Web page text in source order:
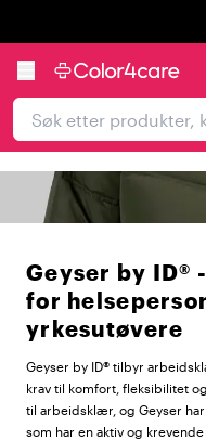
Geyser by
for
yrkesutøvere
Geyser by ID® tilbyr
krav til komfort, fleksibilitet
til arbeidsklær, og Geyser
som har en aktiv og